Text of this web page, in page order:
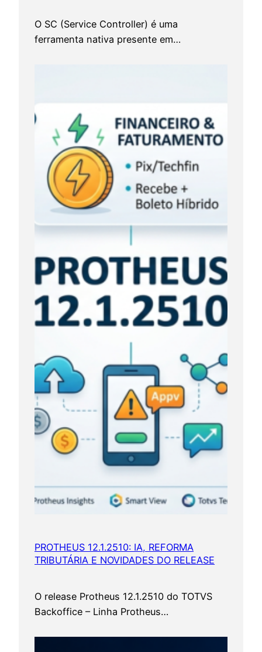
a
A
v
O SC (Service Controller) é uma
ferramenta nativa presente em…
PROTHEUS 12.1.2510: IA, REFORMA
TRIBUTÁRIA E NOVIDADES DO RELEASE
O release Protheus 12.1.2510 do TOTVS
Backoffice – Linha Protheus…